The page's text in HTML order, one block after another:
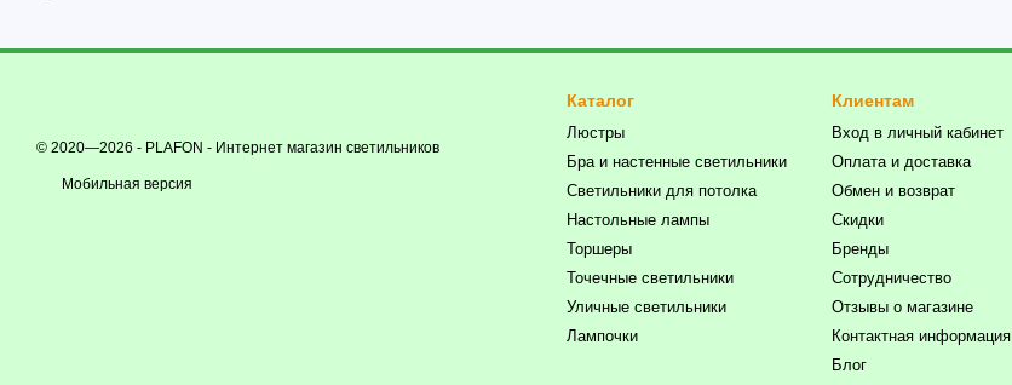
© 2020—2026 - PLAFON - Интернет магазин светильников
Мобильная версия
Каталог
Люстры
Бра и настенные светильники
Светильники для потолка
Настольные лампы
Торшеры
Точечные светильники
Уличные светильники
Лампочки
Клиентам
Вход в личный кабинет
Оплата и доставка
Обмен и возврат
Скидки
Бренды
Сотрудничество
Отзывы о магазине
Контактная информация
Блог